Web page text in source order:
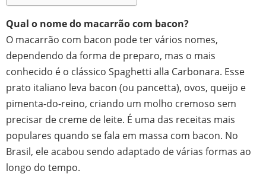
Qual o nome do macarrão com bacon?
O macarrão com bacon pode ter vários nomes,
dependendo da forma de preparo, mas o mais
conhecido é o clássico Spaghetti alla Carbonara. Esse
prato italiano leva bacon (ou pancetta), ovos, queijo e
pimenta-do-reino, criando um molho cremoso sem
precisar de creme de leite. É uma das receitas mais
populares quando se fala em massa com bacon. No
Brasil, ele acabou sendo adaptado de várias formas ao
longo do tempo.